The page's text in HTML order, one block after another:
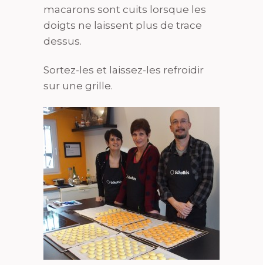
macarons sont cuits lorsque les
doigts ne laissent plus de trace
dessus.
Sortez-les et laissez-les refroidir
sur une grille.